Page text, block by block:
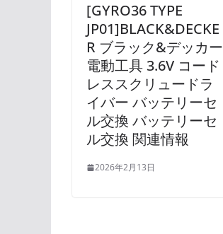
[GYRO36 TYPE
JP01]BLACK&DECKE
R ブラック&デッカー
電動工具 3.6V コード
レススクリュードラ
イバー バッテリーセ
ル交換 バッテリーセ
ル交換 関連情報
2026年2月13日